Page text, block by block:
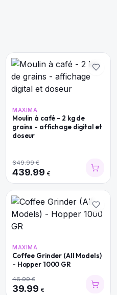
MAXIMA
Moulin à café - 2 kg de
grains - affichage digital et
doseur
649.99€
439.99 €
MAXIMA
Coffee Grinder (All Models)
- Hopper 1000 GR
46.99€
39.99 €